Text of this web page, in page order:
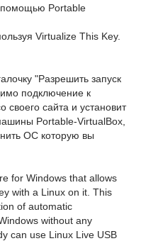
помощью Portable
Virtualize This Key.
"Разрешить запуск
подключение к
своего сайта и установит
Portable-VirtualBox,
ОС которую вы
for Windows that allows
with a Linux on it. This
of automatic
without any
can use Linux Live USB